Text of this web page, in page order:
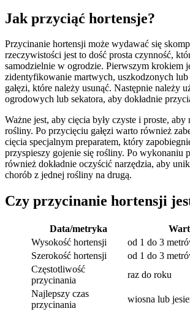
Jak przyciąć hortensje?
Przycinanie hortensji może wydawać się
rzeczywistości jest to dość prosta czynność,
samodzielnie w ogrodzie. Pierwszym krokiem
zidentyfikowanie martwych, uszkodzonych
gałęzi, które należy usunąć. Następnie należy
ogrodowych lub sekatora, aby dokładnie
Ważne jest, aby cięcia były czyste i proste, aby
rośliny. Po przycięciu gałęzi warto również
cięcia specjalnym preparatem, który
przyspieszy gojenie się rośliny. Po wykonaniu
również dokładnie oczyścić narzędzia, aby
chorób z jednej rośliny na drugą.
Czy przycinanie hortensji
Data/metryka
Wysokość hortensji
od 1 do 3
Szerokość hortensji
od 1 do 3
Częstotliwość
przycinania
raz do roku
Najlepszy czas
przycinania
wiosna lub